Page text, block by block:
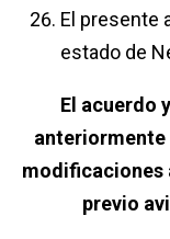
El presente
estado de
El acuerdo
anteriormente
modificaciones
previo